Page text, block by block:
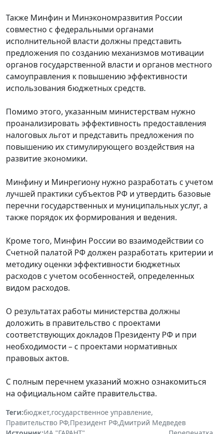
Также Минфин и Минэкономразвития России
совместно с федеральными органами
исполнительной власти должны представить
предложения по созданию механизмов мотивации
органов государственной власти и органов местного
самоуправления к повышению эффективности
использования бюджетных средств.
Помимо этого, указанным министерствам нужно
проанализировать эффективность предоставления
налоговых льгот и представить предложения по
повышению их стимулирующего воздействия на
развитие экономики.
Минфину и Минрегиону нужно разработать с учетом
лучшей практики субъектов РФ и утвердить базовые
перечни государственных и муниципальных услуг, а
также порядок их формирования и ведения.
Кроме того, Минфин России во взаимодействии со
Счетной палатой РФ должен разработать критерии и
методику оценки эффективности бюджетных
расходов с учетом особенностей, определенных
видом расходов.
О результатах работы министерства должны
доложить в правительство с проектами
соответствующих докладов Президенту РФ и при
необходимости – с проектами нормативных
правовых актов.
С полным перечнем указаний можно ознакомиться
на официальном сайте правительства.
Теги:бюджет,государственное управление,
Правительство РФ,Президент РФ,Дмитрий Медведев